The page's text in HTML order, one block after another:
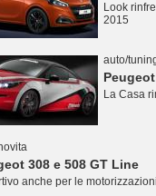
Look
2015
auto/
La Casa
308 e 508 GT Line
anche per le